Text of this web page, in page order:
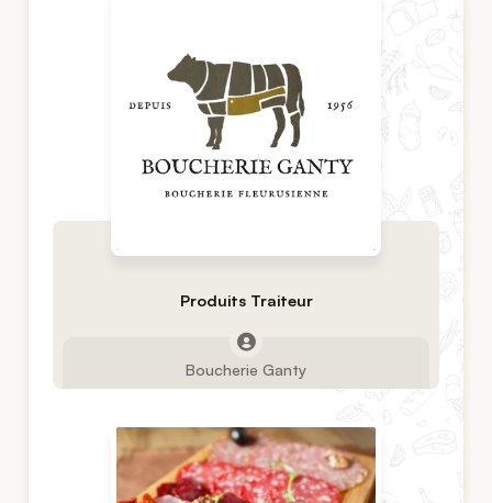
Produits Traiteur
Boucherie Ganty